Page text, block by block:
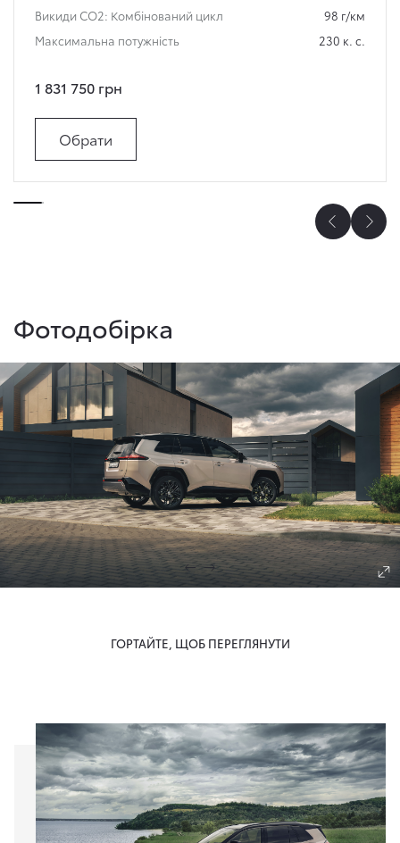
Викиди СО2: Комбінований цикл
98 г/км
Максимальна потужність
230 к. с.
1 831 750 грн
Обрати
Фотодобірка
ГОРТАЙТЕ, ЩОБ ПЕРЕГЛЯНУТИ